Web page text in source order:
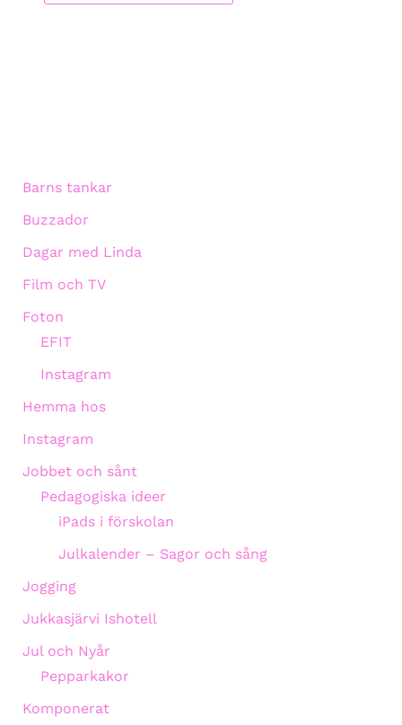
Barns tankar
Buzzador
Dagar med Linda
Film och TV
Foton
EFIT
Instagram
Hemma hos
Instagram
Jobbet och sånt
Pedagogiska ideer
iPads i förskolan
Julkalender – Sagor och sång
Jogging
Jukkasjärvi Ishotell
Jul och Nyår
Pepparkakor
Komponerat